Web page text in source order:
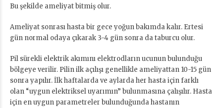
Bu şekilde ameliyat bitmiş olur.
Ameliyat sonrası hasta bir gece yoğun bakımda kalır. Ertesi
gün normal odaya çıkarak 3-4 gün sonra da taburcu olur.
Pil sürekli elektrik akımını elektrodların ucunun bulunduğu
bölgeye verilir. Pilin ilk açılışı genellikle ameliyattan 10-15 gün
sonra yapılır. İlk haftalarda ve aylarda her hasta için farklı
olan “uygun elektriksel uyarımın” bulunmasına çalışılır. Hasta
için en uygun parametreler bulunduğunda hastanın